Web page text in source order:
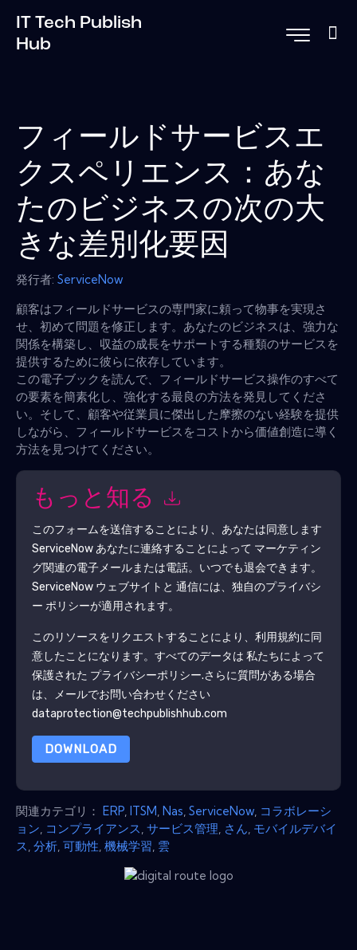
IT Tech Publish
Hub
フィールドサービスエ
クスペリエンス：あな
たのビジネスの次の大
きな差別化要因
発行者: ServiceNow
顧客はフィールドサービスの専門家に頼って物事を実現さ
せ、初めて問題を修正します。あなたのビジネスは、強力な
関係を構築し、収益の成長をサポートする種類のサービスを
提供するために彼らに依存しています。
この電子ブックを読んで、フィールドサービス操作のすべて
の要素を簡素化し、強化する最良の方法を発見してくださ
い。そして、顧客や従業員に傑出した摩擦のない経験を提供
しながら、フィールドサービスをコストから価値創造に導く
方法を見つけてください。
もっと知る
このフォームを送信することにより、あなたは同意します
ServiceNowあなたに連絡することによって マーケティン
グ関連の電子メールまたは電話。いつでも退会できます。
ServiceNowウェブサイトと 通信には、独自のプライバシ
ー ポリシーが適用されます。
このリソースをリクエストすることにより、利用規約に同
意したことになります。すべてのデータは 私たちによって
保護された プライバシーポリシー.さらに質問がある場合
は、メールでお問い合わせください
dataprotection@techpublishhub.com
DOWNLOAD
関連カテゴリ： ERP ITSM Nas ServiceNow コラボレーシ
ョン コンプライアンス サービス管理 さん モバイルデバイ
ス 分析 可動性 機械学習 雲